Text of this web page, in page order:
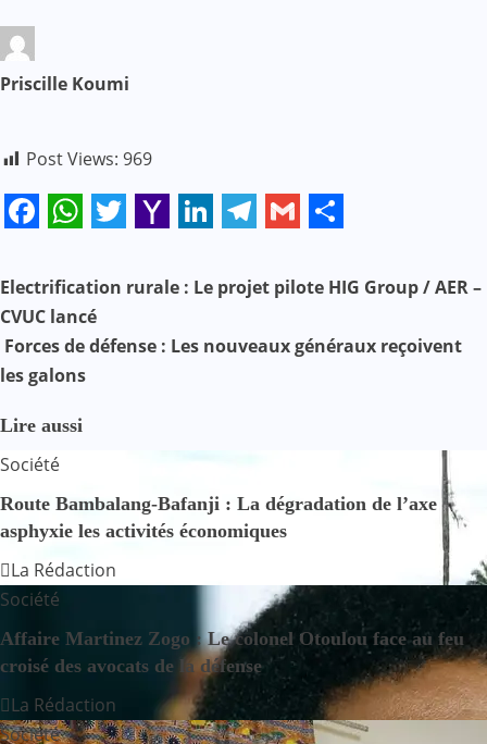
Priscille Koumi
Post Views: 969
Mail
N
a
v
i
g
a
i
o
n
d
Electrification rurale : Le projet pilote HIG Group / AER –
CVUC lancé
Forces de défense : Les nouveaux généraux reçoivent
les galons
Lire aussi
Société
Route Bambalang-Bafanji : La dégradation de l’axe
asphyxie les activités économiques
La Rédaction
Société
Affaire Martinez Zogo : Le colonel Otoulou face au feu
croisé des avocats de la défense
La Rédaction
Société